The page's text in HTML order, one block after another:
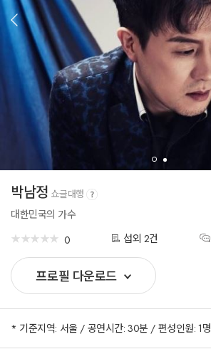
뒤
로
가
기
박남정 쇼글대행
대한민국의 가수
★★★★★
★★★★★ 0 섭외 2건
프로필 다운로드
* 기준지역: 서울 / 공연시간: 30분 / 편성인원: 1명